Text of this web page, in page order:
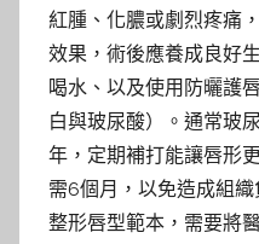
紅腫、化膿或劇烈疼痛
效果，術後應養成良好
喝水、以及使用防曬護
白與玻尿酸）。通常玻
年，定期補打能讓唇形
需6個月，以免造成組
整形唇型範本，需要將